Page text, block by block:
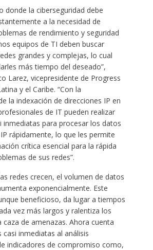
donde la ciberseguridad debe
a la necesidad de
de rendimiento y seguridad
equipos de TI deben buscar
grandes y complejas, lo cual
más tiempo del deseado”,
Larez, vicepresidente de Progress
y el Caribe. “Con la
la indexación de direcciones IP en
de IT pueden realizar
inmediatas para procesar los datos
rápidamente, lo que les permite
crítica esencial para la rápida
de sus redes”.
redes crecen, el volumen de datos
exponencialmente. Este
beneficioso, da lugar a tiempos
vez más largos y ralentiza los
caza de amenazas. Ahora cuenta
casi inmediatas al análisis
indicadores de compromiso como,